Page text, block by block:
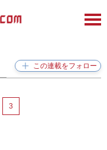
3